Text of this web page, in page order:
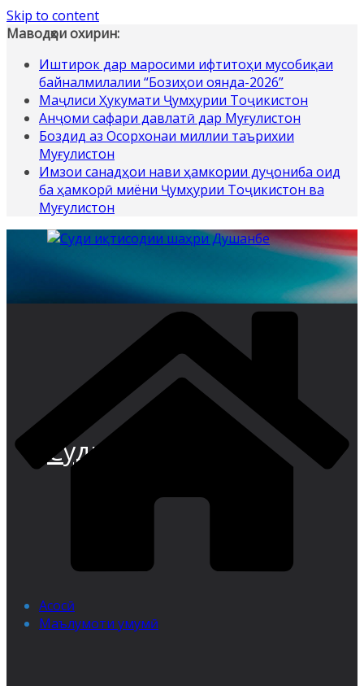
Skip to content
Маводҳои охирин:
Иштирок дар маросими ифтитоҳи мусобиқаи
байналмилалии “Бозиҳои оянда-2026”
Маҷлиси Ҳукумати Ҷумҳурии Тоҷикистон
Анҷоми сафари давлатӣ дар Муғулистон
Боздид аз Осорхонаи миллии таърихии
Муғулистон
Имзои санадҳои нави ҳамкории дуҷониба оид
ба ҳамкорӣ миёни Ҷумҳурии Тоҷикистон ва
Муғулистон
Суди иқтисодии
Асосӣ
Маълумоти умумӣ